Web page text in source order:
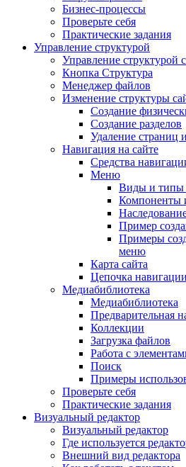
Бизнес-процессы
Проверьте себя
Практические задания
Управление структурой
Управление структурой
Кнопка Структура
Менеджер файлов
Изменение структуры
Создание
Создание разделов
Удаление страниц
Навигация на сайте
Средства
Меню
Виды и
Компоненты
Пример
Примеры
меню
Карта сайта
Цепочка навигации
Медиабиблиотека
Медиабиблиотека
Предварительная
Коллекции
Загрузка файлов
Работа с
Поиск
Примеры
Проверьте себя
Практические задания
Визуальный редактор
Визуальный редактор
Где используется
Внешний вид редактора